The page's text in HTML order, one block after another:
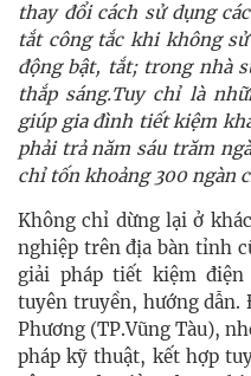
thay đổi cách sử dụng
tắt công tắc khi không
động bật, tắt; trong nhà
thắp sáng.Tuy chỉ là
giúp gia đình tiết kiệm
phải trả năm sáu trăm
chỉ tốn khoảng 300 ngàn
Không chỉ dừng lại ở
nghiệp trên địa bàn tỉnh
giải pháp tiết kiệm
tuyên truyền, hướng dẫn.
Phương (TP.Vũng Tàu),
pháp kỹ thuật, kết hợp